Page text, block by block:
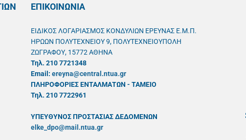
ΕΠΙΚΟΙΝΩΝΙΑ
ΕΙΔΙΚΟΣ ΛΟΓΑΡΙΑΣΜΟΣ ΚΟΝΔΥΛΙΩΝ ΕΡΕΥΝΑΣ Ε.Μ.Π.
ΗΡΩΩΝ ΠΟΛΥΤΕΧΝΕΙΟΥ 9, ΠΟΛΥΤΕΧΝΕΙΟΥΠΟΛΗ
ΖΩΓΡΑΦΟΥ, 15772 ΑΘΗΝΑ
Τηλ. 210 7721348
Email: ereyna@central.ntua.gr
ΠΛΗΡΟΦΟΡΙΕΣ ΕΝΤΑΛΜΑΤΩΝ - ΤΑΜΕΙΟ
Τηλ. 210 7722961
ΥΠΕΥΘYΝΟΣ ΠΡΟΣΤΑΣΙΑΣ ΔΕΔΟΜΕΝΩΝ
elke_dpo@mail.ntua.gr